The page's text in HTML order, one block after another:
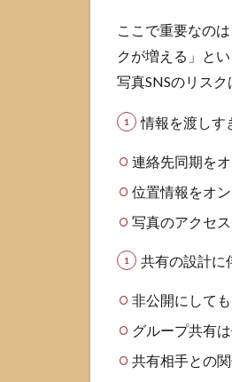
必要
最小
する
3.2
とカ
の権
限を
す
位置
情報
ラッ
ここで重要なの
クが増える」とい
写真SNSのリス
情報を渡しす
連絡先同期を
位置情報をオ
写真のアクセ
共有の設計に
非公開にして
グループ共有
共有相手との